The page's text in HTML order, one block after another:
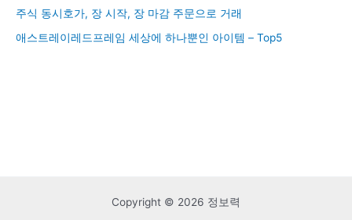
주식 동시호가, 장 시작, 장 마감 주문으로 거래
애스트레이레드프레임 세상에 하나뿐인 아이템 – Top5
Copyright © 2026 정보력